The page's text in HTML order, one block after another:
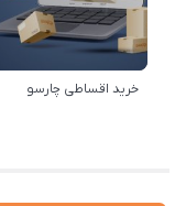
خرید اقساطی چارسو